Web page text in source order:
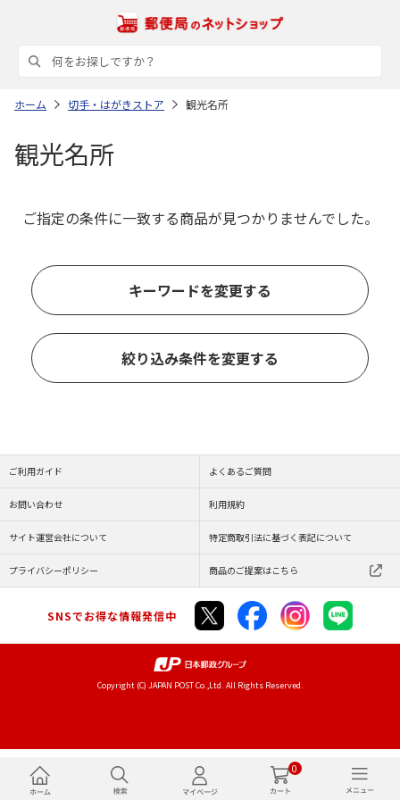
0
ホーム 切手・はがきストア 観光名所
観光名所
ご指定の条件に一致する商品が見つかりませんでした。
キーワードを変更する
絞り込み条件を変更する
ご利用ガイド よくあるご質問
お問い合わせ 利用規約
サイト運営会社について 特定商取引法に基づく表記について
プライバシーポリシー 商品のご提案はこちら
SNSでお得な情報発信中
Copyright (C) JAPAN POST Co.,Ltd. All Rights Reserved.